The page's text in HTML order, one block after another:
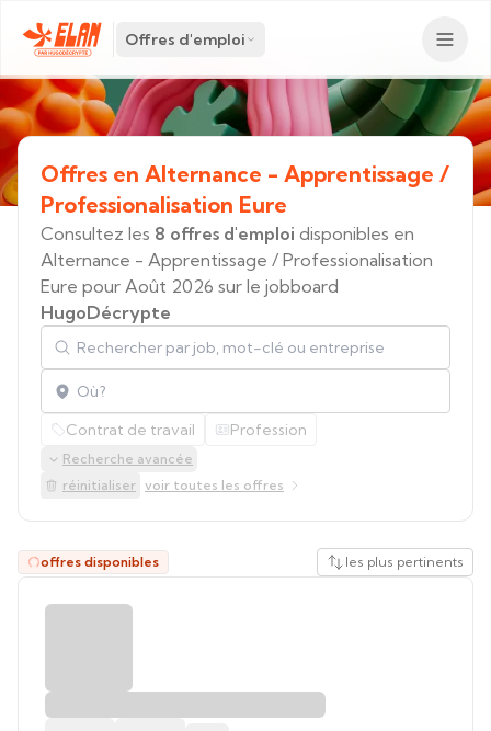
Offres d'emploi
Offres en Alternance - Apprentissage /
Professionalisation Eure
Consultez les 8 offres d'emploi disponibles en
Alternance - Apprentissage / Professionalisation
Eure pour Août 2026 sur le jobboard
HugoDécrypte
Rechercher par job, mot-clé ou entreprise
Localisation
Contrat de travail Profession
Recherche avancée
réinitialiser voir toutes les offres
offres disponibles les plus pertinents